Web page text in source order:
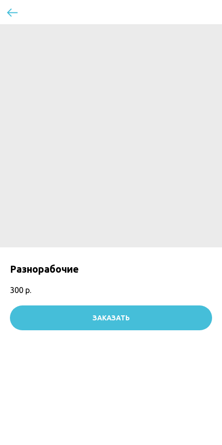
Разнорабочие
300 р.
ЗАКАЗАТЬ